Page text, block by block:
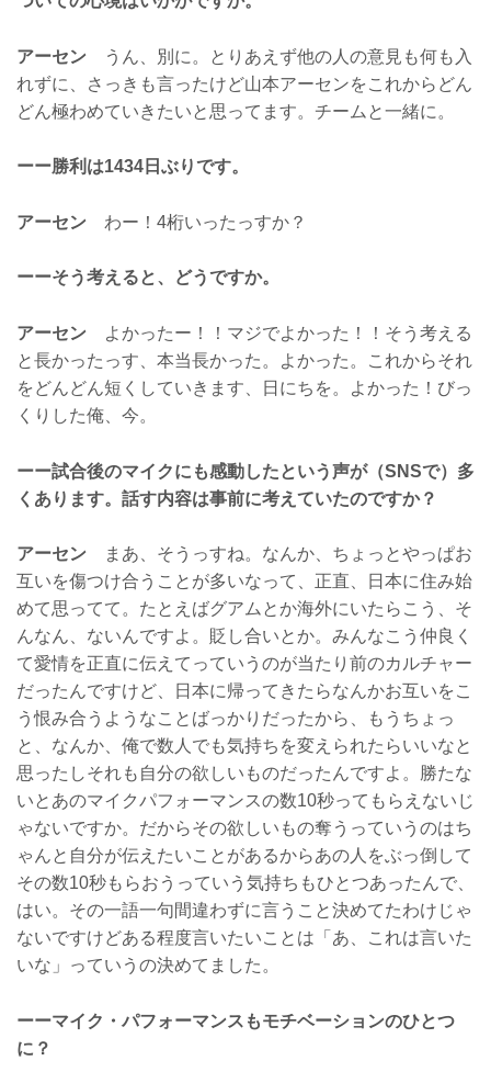
アーセン うん、別に。とりあえず他の人の意見も何も入
れずに、さっきも言ったけど山本アーセンをこれからどん
どん極わめていきたいと思ってます。チームと一緒に。
ーー勝利は1434日ぶりです。
アーセン わー！4桁いったっすか？
ーーそう考えると、どうですか。
アーセン よかったー！！マジでよかった！！そう考える
と長かったっす、本当長かった。よかった。これからそれ
をどんどん短くしていきます、日にちを。よかった！びっ
くりした俺、今。
ーー試合後のマイクにも感動したという声が（SNSで）多
くあります。話す内容は事前に考えていたのですか？
アーセン まあ、そうっすね。なんか、ちょっとやっぱお
互いを傷つけ合うことが多いなって、正直、日本に住み始
めて思ってて。たとえばグアムとか海外にいたらこう、そ
んなん、ないんですよ。貶し合いとか。みんなこう仲良く
て愛情を正直に伝えてっていうのが当たり前のカルチャー
だったんですけど、日本に帰ってきたらなんかお互いをこ
う恨み合うようなことばっかりだったから、もうちょっ
と、なんか、俺で数人でも気持ちを変えられたらいいなと
思ったしそれも自分の欲しいものだったんですよ。勝たな
いとあのマイクパフォーマンスの数10秒ってもらえないじ
ゃないですか。だからその欲しいもの奪うっていうのはち
ゃんと自分が伝えたいことがあるからあの人をぶっ倒して
その数10秒もらおうっていう気持ちもひとつあったんで、
はい。その一語一句間違わずに言うこと決めてたわけじゃ
ないですけどある程度言いたいことは「あ、これは言いた
いな」っていうの決めてました。
ーーマイク・パフォーマンスもモチベーションのひとつ
に？